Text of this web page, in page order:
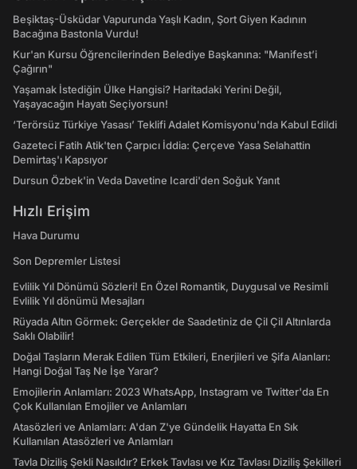
Beşiktaş-Üsküdar Vapurunda Yaşlı Kadın, Şort Giyen Kadının
Bacağına Bastonla Vurdu!
Kur'an Kursu Öğrencilerinden Belediye Başkanına: "Manifest’i
Çağırın"
Yaşamak İstediğin Ülke Hangisi? Haritadaki Yerini Değil,
Yaşayacağın Hayatı Seçiyorsun!
‘Terörsüz Türkiye Yasası’ Teklifi Adalet Komisyonu'nda Kabul Edildi
Gazeteci Fatih Atik'ten Çarpıcı İddia: Çerçeve Yasa Selahattin
Demirtaş'ı Kapsıyor
Dursun Özbek'in Veda Davetine Icardi'den Soğuk Yanıt
Hızlı Erişim
Hava Durumu
Son Depremler Listesi
Evlilik Yıl Dönümü Sözleri! En Özel Romantik, Duygusal ve Resimli
Evlilik Yıl dönümü Mesajları
Rüyada Altın Görmek: Gerçekler de Saadetiniz de Çil Çil Altınlarda
Saklı Olabilir!
Doğal Taşların Merak Edilen Tüm Etkileri, Enerjileri ve Şifa Alanları:
Hangi Doğal Taş Ne İşe Yarar?
Emojilerin Anlamları: 2023 WhatsApp, Instagram ve Twitter'da En
Çok Kullanılan Emojiler ve Anlamları
Atasözleri ve Anlamları: A'dan Z'ye Gündelik Hayatta En Sık
Kullanılan Atasözleri ve Anlamları
Tavla Diziliş Şekli Nasıldır? Erkek Tavlası ve Kız Tavlası Diziliş Şekilleri